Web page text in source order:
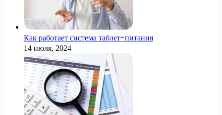
Как работает система таблет-питания
14 июля, 2024